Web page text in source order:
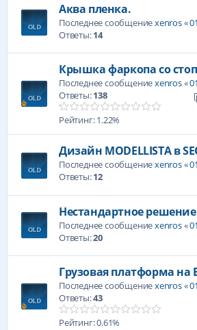
Аква пленка.
Последнее сообщениеxenros«
Ответы:14
Крышка фаркопа со
Последнее сообщениеxenros«
Ответы:138
Рейтинг: 1.22%
Дизайн MODELLISTA в
Последнее сообщениеxenros«
Ответы:12
Нестандартное
Последнее сообщениеxenros«
Ответы:20
Грузовая платформа на
Последнее сообщениеxenros«
Ответы:43
Рейтинг: 0.61%